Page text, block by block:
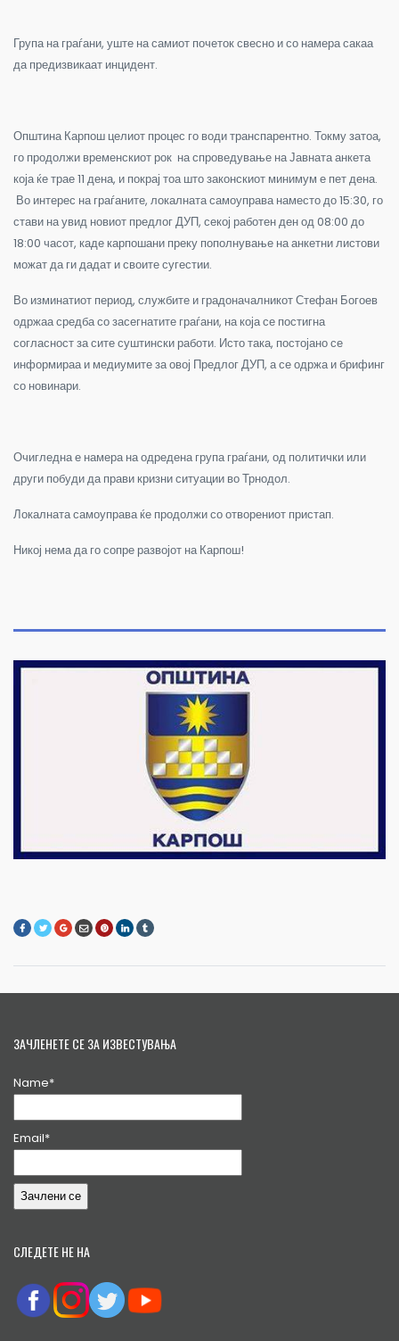
Група на граѓани, уште на самиот почеток свесно и со намера сакаа
да предизвикаат инцидент.
Општина Карпош целиот процес го води транспарентно. Токму затоа,
го продолжи временскиот рок на спроведување на Јавната анкета
која ќе трае 11 дена, и покрај тоа што законскиот минимум е пет дена.
Во интерес на граѓаните, локалната самоуправа наместо до 15:30, го
стави на увид новиот предлог ДУП, секој работен ден од 08:00 до
18:00 часот, каде карпошани преку пополнување на анкетни листови
можат да ги дадат и своите сугестии.
Во изминатиот период, службите и градоначалникот Стефан Богоев
одржаа средба со засегнатите граѓани, на која се постигна
согласност за сите суштински работи. Исто така, постојано се
информираа и медиумите за овој Предлог ДУП, а се одржа и брифинг
со новинари.
Очигледна е намера на одредена група граѓани, од политички или
други побуди да прави кризни ситуации во Трнодол.
Локалната самоуправа ќе продолжи со отворениот пристап.
Никој нема да го сопре развојот на Карпош!
ЗАЧЛЕНЕТЕ СЕ ЗА ИЗВЕСТУВАЊА
Name*
Email*
СЛЕДЕТЕ НЕ НА